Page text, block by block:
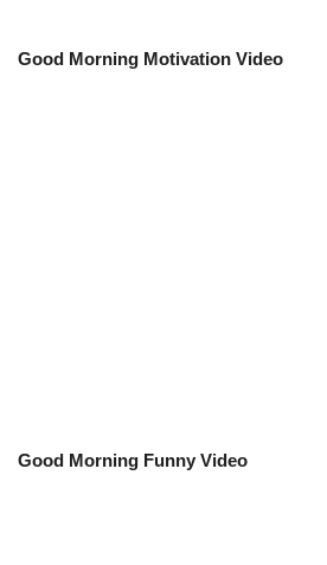
Good Morning Motivation Video
Good Morning Funny Video